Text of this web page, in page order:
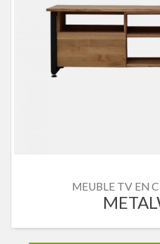
MEUBLE TV EN